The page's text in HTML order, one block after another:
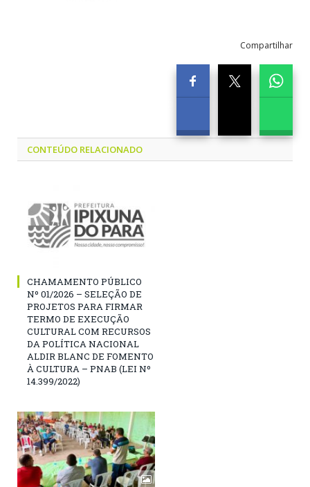
Compartilhar
CONTEÚDO RELACIONADO
CHAMAMENTO PÚBLICO
Nº 01/2026 – SELEÇÃO DE
PROJETOS PARA FIRMAR
TERMO DE EXECUÇÃO
CULTURAL COM RECURSOS
DA POLÍTICA NACIONAL
ALDIR BLANC DE FOMENTO
À CULTURA – PNAB (LEI Nº
14.399/2022)